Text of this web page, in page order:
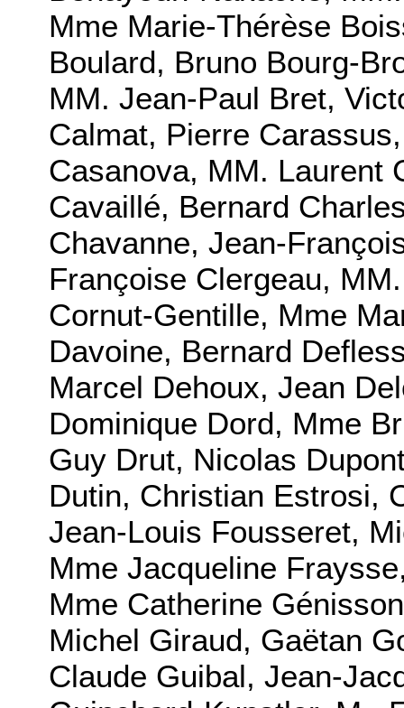
Mme Marie-Thérèse
Boulard, Bruno Bourg-
MM. Jean-Paul Bret,
Calmat, Pierre
Casanova, MM. Laurent
Cavaillé, Bernard
Chavanne, Jean-
Françoise Clergeau,
Cornut-Gentille, Mme
Davoine, Bernard
Marcel Dehoux, Jean
Dominique Dord, Mme
Guy Drut, Nicolas
Dutin, Christian Estrosi,
Jean-Louis Fousseret,
Mme Jacqueline
Mme Catherine
Michel Giraud, Gaëtan
Claude Guibal, Jean-